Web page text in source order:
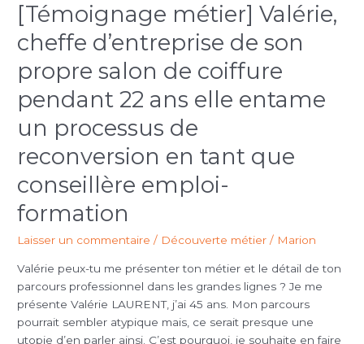
[Témoignage métier] Valérie,
cheffe d’entreprise de son
propre salon de coiffure
pendant 22 ans elle entame
un processus de
reconversion en tant que
conseillère emploi-
formation
Laisser un commentaire / Découverte métier / Marion
Valérie peux-tu me présenter ton métier et le détail de ton
parcours professionnel dans les grandes lignes ? Je me
présente Valérie LAURENT, j’ai 45 ans. Mon parcours
pourrait sembler atypique mais, ce serait presque une
utopie d’en parler ainsi. C’est pourquoi, je souhaite en faire
[Témoignage
métier]
Valérie,
d’entreprise
de
son
propre
salon
coiffure
pendant
22
ans
entame
un
processus
de